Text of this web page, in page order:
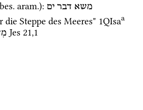
bes. aram.): משא דבר ים
Steppe des Meeres" 1QIsaa
Jes 21,1